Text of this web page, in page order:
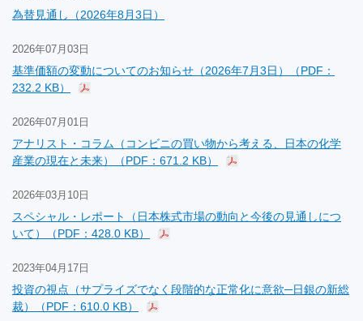
為替見通し（2026年8月3日）
2026年07月03日
基準価額の変動についてのお知らせ（2026年7月3日）（PDF：
232.2 KB）
2026年07月01日
アナリスト・コラム（コンビニの買い物から考える、日本の化学
産業の現在と未来）（PDF：671.2 KB）
2026年03月10日
スペシャル・レポート（日本株式市場の動向と今後の見通しにつ
いて）（PDF：428.0 KB）
2023年04月17日
投資の視点（サプライズでなく段階的な正常化に意欲─日銀の新総
裁）（PDF：610.0 KB）